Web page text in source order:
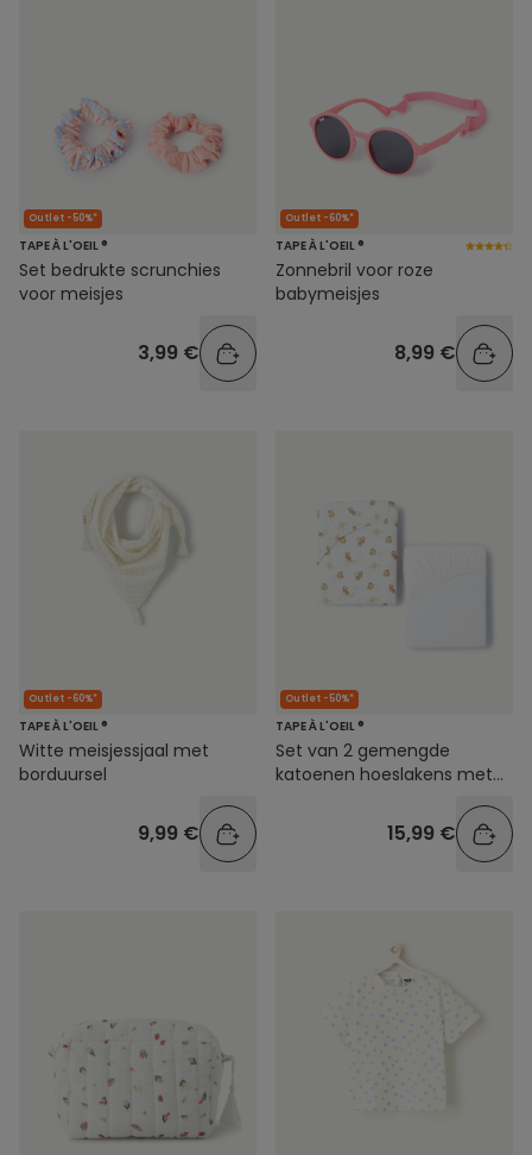
Outlet -50%*
TAPE À L'OEIL ®
Set bedrukte scrunchies
voor meisjes
3,99 €
Outlet -60%*
TAPE À L'OEIL ®
Zonnebril voor roze
babymeisjes
8,99 €
Outlet -60%*
TAPE À L'OEIL ®
Witte meisjessjaal met
borduursel
9,99 €
Outlet -50%*
TAPE À L'OEIL ®
Set van 2 gemengde
katoenen hoeslakens met
15,99 €